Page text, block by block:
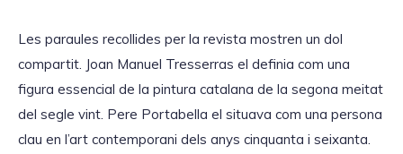
Les paraules recollides per la revista mostren un dol
compartit. Joan Manuel Tresserras el definia com una
figura essencial de la pintura catalana de la segona meitat
del segle vint. Pere Portabella el situava com una persona
clau en l’art contemporani dels anys cinquanta i seixanta.